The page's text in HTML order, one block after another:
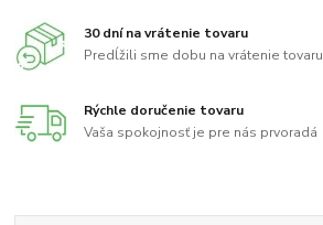
30 dní na vrátenie tovaru
Predĺžili sme dobu na vrátenie tovaru
Rýchle doručenie tovaru
Vaša spokojnosť je pre nás prvoradá